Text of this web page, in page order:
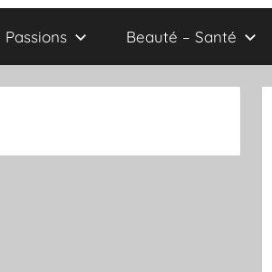
Passions Beauté – Santé